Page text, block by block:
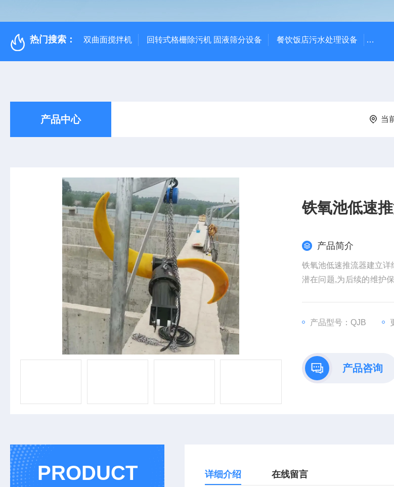
热门搜索： 双曲面搅拌机 回转式格栅除污机 固液筛分设备 餐饮饭店污水处理设备 高密
产品中心 当
铁氧池低速
产品简介
铁氧池低速推流器建立
潜在问题,为后续的维护
产品型号：QJB
产品咨询
PRODUCT 详细介绍 在线留言